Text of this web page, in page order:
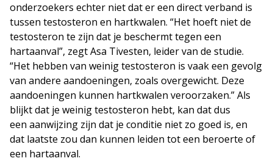
onderzoekers echter niet dat er een direct verband is
tussen testosteron en hartkwalen. “Het hoeft niet de
testosteron te zijn dat je beschermt tegen een
hartaanval”, zegt Asa Tivesten, leider van de studie.
“Het hebben van weinig testosteron is vaak een gevolg
van andere aandoeningen, zoals overgewicht. Deze
aandoeningen kunnen hartkwalen veroorzaken.” Als
blijkt dat je weinig testosteron hebt, kan dat dus
een aanwijzing zijn dat je conditie niet zo goed is, en
dat laatste zou dan kunnen leiden tot een beroerte of
een hartaanval.